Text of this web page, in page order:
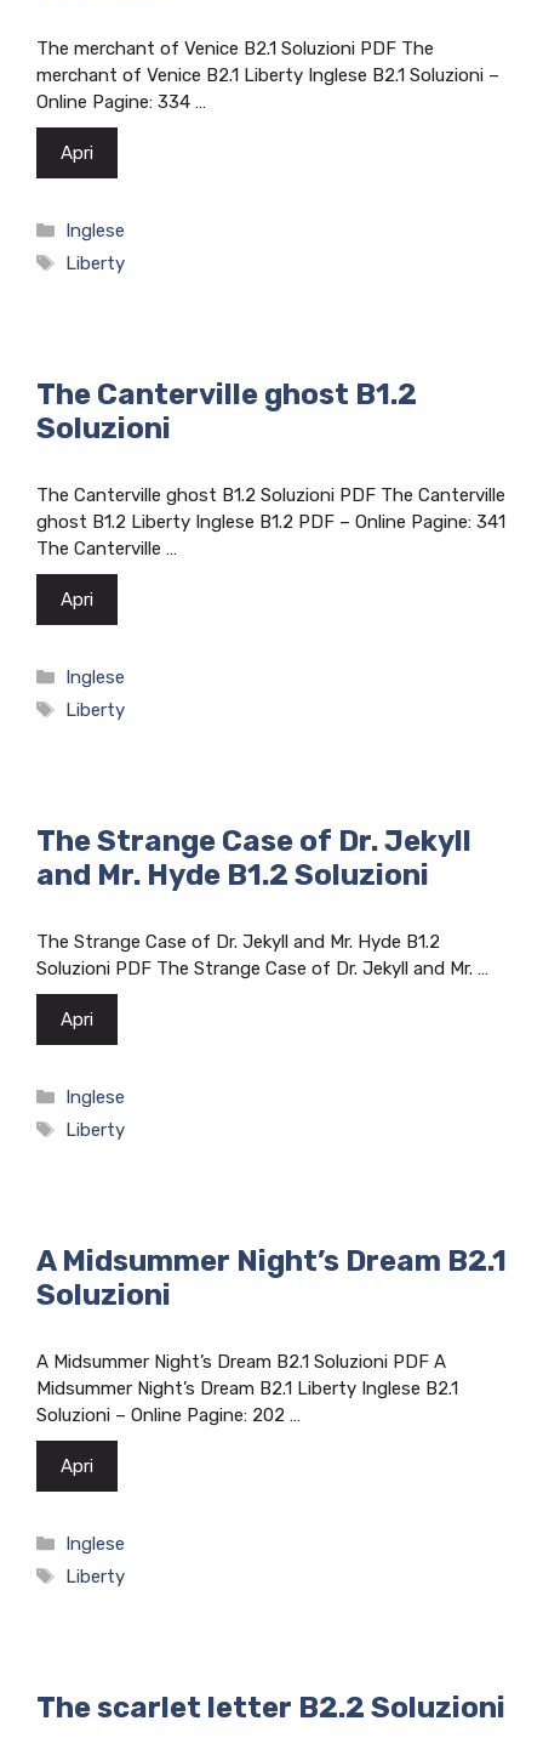
The merchant of Venice B2.1 Soluzioni PDF The
merchant of Venice B2.1 Liberty Inglese B2.1 Soluzioni –
Online Pagine: 334 …
Apri
Categorie
Inglese
Tag
Liberty
The Canterville ghost B1.2
Soluzioni
The Canterville ghost B1.2 Soluzioni PDF The Canterville
ghost B1.2 Liberty Inglese B1.2 PDF – Online Pagine: 341
The Canterville …
Apri
Categorie
Inglese
Tag
Liberty
The Strange Case of Dr. Jekyll
and Mr. Hyde B1.2 Soluzioni
The Strange Case of Dr. Jekyll and Mr. Hyde B1.2
Soluzioni PDF The Strange Case of Dr. Jekyll and Mr. …
Apri
Categorie
Inglese
Tag
Liberty
A Midsummer Night’s Dream B2.1
Soluzioni
A Midsummer Night’s Dream B2.1 Soluzioni PDF A
Midsummer Night’s Dream B2.1 Liberty Inglese B2.1
Soluzioni – Online Pagine: 202 …
Apri
Categorie
Inglese
Tag
Liberty
The scarlet letter B2.2 Soluzioni